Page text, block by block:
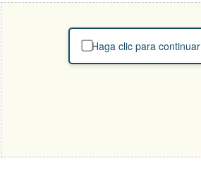
Haga clic para continuar